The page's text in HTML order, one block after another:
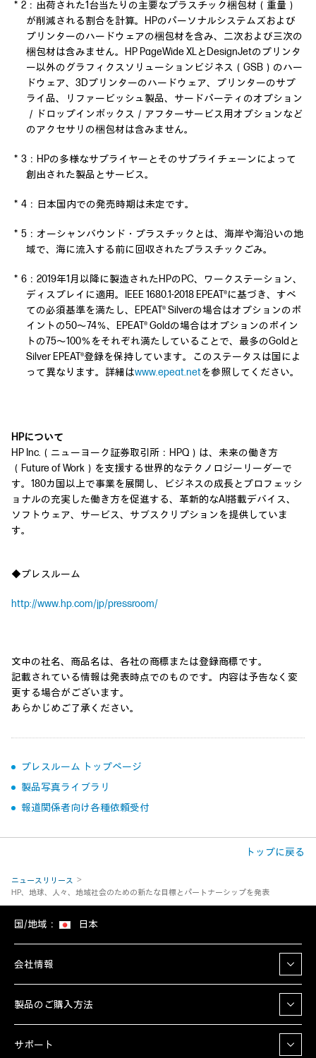
＊2：出荷された1台当たりの主要なプラスチック梱包材（重量）
が削減される割合を計算。HPのパーソナルシステムズおよび
プリンターのハードウェアの梱包材を含み、二次および三次の
梱包材は含みません。HP PageWide XLとDesignJetのプリンタ
ー以外のグラフィクスソリューションビジネス（GSB）のハー
ドウェア、3Dプリンターのハードウェア、プリンターのサプ
ライ品、リファービッシュ製品、サードパーティのオプション
／ドロップインボックス／アフターサービス用オプションなど
のアクセサリの梱包材は含みません。
＊3：HPの多様なサプライヤーとそのサプライチェーンによって
創出された製品とサービス。
＊4：日本国内での発売時期は未定です。
＊5：オーシャンバウンド・プラスチックとは、海岸や海沿いの地
域で、海に流入する前に回収されたプラスチックごみ。
＊6：2019年1月以降に製造されたHPのPC、ワークステーション、
ディスプレイに適用。IEEE 1680.1-2018 EPEAT®に基づき、すべ
ての必須基準を満たし、EPEAT® Silverの場合はオプションのポ
イントの50～74％、EPEAT® Goldの場合はオプションのポイン
トの75～100％をそれぞれ満たしていることで、最多のGoldと
Silver EPEAT®登録を保持しています。このステータスは国によ
って異なります。詳細はwww.epeat.netを参照してください。
HPについて
HP Inc.（ニューヨーク証券取引所：HPQ）は、未来の働き方
（Future of Work）を支援する世界的なテクノロジーリーダーで
す。180カ国以上で事業を展開し、ビジネスの成長とプロフェッシ
ョナルの充実した働き方を促進する、革新的なAI搭載デバイス、
ソフトウェア、サービス、サブスクリプションを提供していま
す。
◆プレスルーム
http://www.hp.com/jp/pressroom/
文中の社名、商品名は、各社の商標または登録商標です。
記載されている情報は発表時点でのものです。内容は予告なく変
更する場合がございます。
あらかじめご了承ください。
プレスルーム トップページ
製品写真ライブラリ
報道関係者向け各種依頼受付
トップに戻る
ニュースリリース
HP、地球、人々、地域社会のための新たな目標とパートナーシップを発表
国/地域： 日本
会社情報
製品のご購入方法
サポート